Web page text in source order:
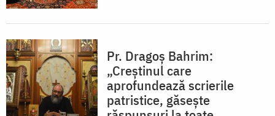
Pr. Dragoș Bahrim:
„Creștinul care
aprofundează scrierile
patristice, găsește